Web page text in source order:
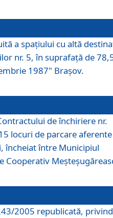
a spaţiului cu altă
nr. 5, în suprafaţă de
1987" Braşov.
de închiriere nr.
locuri de parcare aferente
încheiat între Municipiul
Cooperativ
2005 republicată, privind